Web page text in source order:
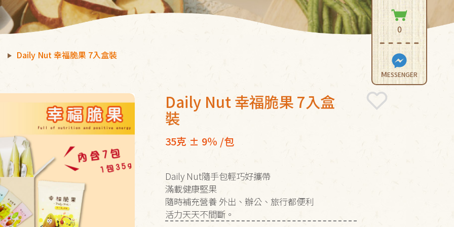
Daily Nut 幸福脆果 7入盒裝
Daily Nut 幸福脆果 7入盒
裝
35克 ± 9％ /包
Daily Nut隨手包輕巧好攜帶
滿載健康堅果
隨時補充營養 外出、辦公、旅行都便利
活力天天不間斷。
0
MESSENGER